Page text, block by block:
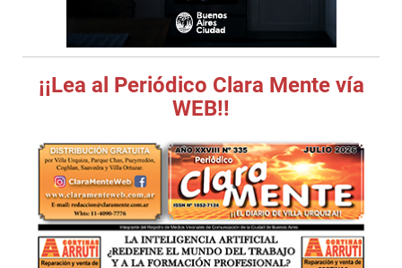
¡¡Lea al Periódico Clara Mente vía
WEB!!